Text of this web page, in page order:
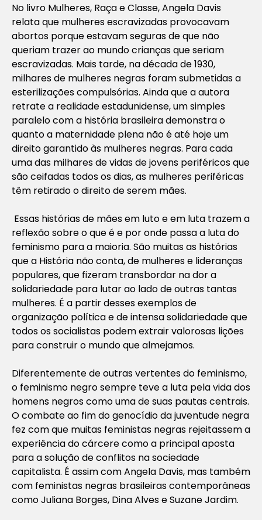
No livro Mulheres, Raça e Classe, Angela Davis
relata que mulheres escravizadas provocavam
abortos porque estavam seguras de que não
queriam trazer ao mundo crianças que seriam
escravizadas. Mais tarde, na década de 1930,
milhares de mulheres negras foram submetidas a
esterilizações compulsórias. Ainda que a autora
retrate a realidade estadunidense, um simples
paralelo com a história brasileira demonstra o
quanto a maternidade plena não é até hoje um
direito garantido às mulheres negras. Para cada
uma das milhares de vidas de jovens periféricos que
são ceifadas todos os dias, as mulheres periféricas
têm retirado o direito de serem mães.
Essas histórias de mães em luto e em luta trazem a
reflexão sobre o que é e por onde passa a luta do
feminismo para a maioria. São muitas as histórias
que a História não conta, de mulheres e lideranças
populares, que fizeram transbordar na dor a
solidariedade para lutar ao lado de outras tantas
mulheres. É a partir desses exemplos de
organização política e de intensa solidariedade que
todos os socialistas podem extrair valorosas lições
para construir o mundo que almejamos.
Diferentemente de outras vertentes do feminismo,
o feminismo negro sempre teve a luta pela vida dos
homens negros como uma de suas pautas centrais.
O combate ao fim do genocídio da juventude negra
fez com que muitas feministas negras rejeitassem a
experiência do cárcere como a principal aposta
para a solução de conflitos na sociedade
capitalista. É assim com Angela Davis, mas também
com feministas negras brasileiras contemporâneas
como Juliana Borges, Dina Alves e Suzane Jardim.